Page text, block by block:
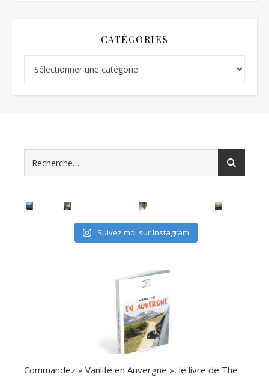
CATÉGORIES
Suivez moi sur Instagram
Commandez « Vanlife en Auvergne », le livre de The